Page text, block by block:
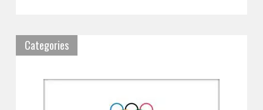
Categories